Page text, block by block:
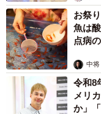
お祭
魚は
点病
中将
令和8
メリ
か」